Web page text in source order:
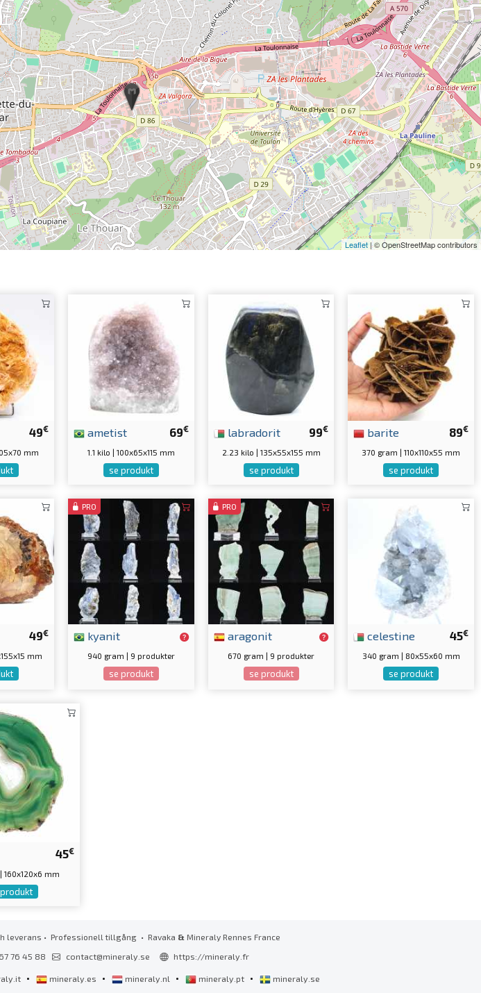
Leaflet| © OpenStreetMap contributors
49€
mm
69€
ametist
1.1 kilo | 100x65x115 mm
se produkt
99€
labradorit
2.23 kilo | 135x55x155 mm
se produkt
89€
barite
370 gram | 110x110x55 mm
se produkt
49€
mm
PRO
kyanit
940 gram | 9 produkter
se produkt
PRO
aragonit
670 gram | 9 produkter
se produkt
45€
celestine
340 gram | 80x55x60 mm
se produkt
45€
160x120x6 mm
leverans • Professionell tillgång • Ravaka & Mineraly Rennes France
76 45 88 contact@mineraly.se https://mineraly.fr
• mineraly.es • mineraly.nl • mineraly.pt • mineraly.se